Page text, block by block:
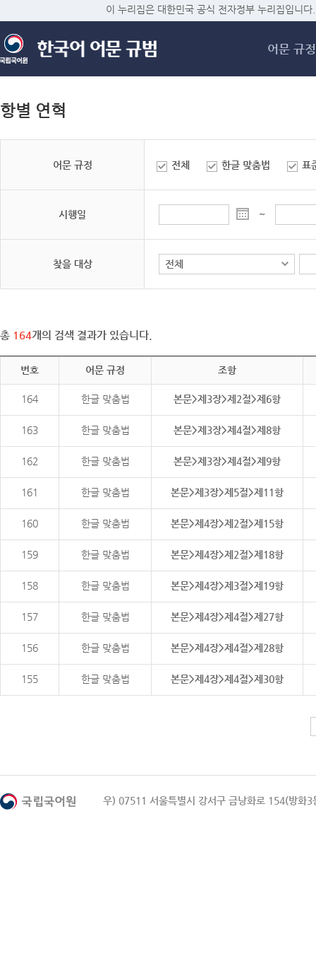
메
이 누리집은 대한민국 공식 전자정부 누리집입니다.
어문 규정
항별 연혁
어문 규정 전체 한글 맞춤법 표
시행일 ~
찾을 대상
총 164개의 검색 결과가 있습니다.
번호 어문 규정 조항
164 한글 맞춤법 본문>제3장>제2절>제6항
163 한글 맞춤법 본문>제3장>제4절>제8항
162 한글 맞춤법 본문>제3장>제4절>제9항
161 한글 맞춤법 본문>제3장>제5절>제11항
160 한글 맞춤법 본문>제4장>제2절>제15항
159 한글 맞춤법 본문>제4장>제2절>제18항
158 한글 맞춤법 본문>제4장>제3절>제19항
157 한글 맞춤법 본문>제4장>제4절>제27항
156 한글 맞춤법 본문>제4장>제4절>제28항
155 한글 맞춤법 본문>제4장>제4절>제30항
우) 07511 서울특별시 강서구 금낭화로 154(방화3